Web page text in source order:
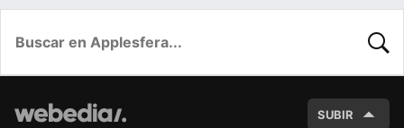
SUBIR